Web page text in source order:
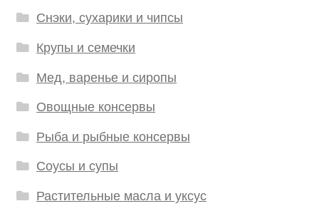
Снэки, сухарики и чипсы
Крупы и семечки
Мед, варенье и сиропы
Овощные консервы
Рыба и рыбные консервы
Соусы и супы
Растительные масла и уксус